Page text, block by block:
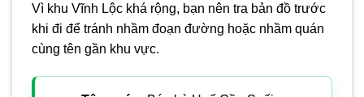
Vì khu Vĩnh Lộc khá rộng, bạn nên tra bản đồ trước
khi đi để tránh nhầm đoạn đường hoặc nhầm quán
cùng tên gần khu vực.